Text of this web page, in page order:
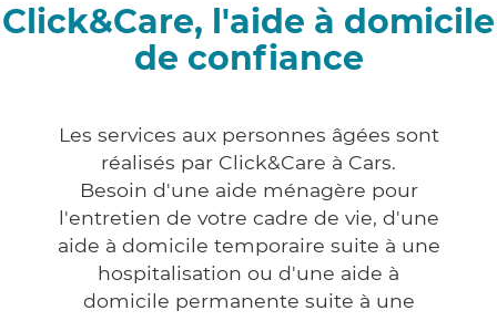
Click&Care, l'aide à domicile
de confiance
Les services aux personnes âgées sont
réalisés par Click&Care à Cars.
Besoin d'une aide ménagère pour
l'entretien de votre cadre de vie, d'une
aide à domicile temporaire suite à une
hospitalisation ou d'une aide à
domicile permanente suite à une